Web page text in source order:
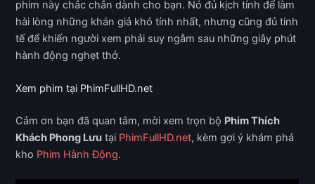
phim này chắc chắn dành cho bạn. Nó đủ kịch tính để làm
hài lòng những khán giả khó tính nhất, nhưng cũng đủ tinh
tế để khiến người xem phải suy ngẫm sau những giây phút
hành động nghẹt thở.
Xem phim tại PhimFullHD.net
Cảm ơn bạn đã quan tâm, mời xem trọn bộ Phim Thích
Khách Phong Lưu tại PhimFullHD.net, kèm gợi ý khám phá
kho Phim Hành Động.